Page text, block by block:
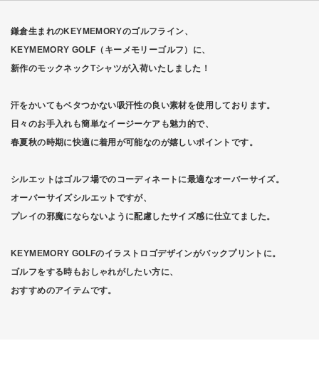
鎌倉生まれのKEYMEMORYのゴルフライン、
KEYMEMORY GOLF（キーメモリーゴルフ）に、
新作のモックネックTシャツが入荷いたしました！
汗をかいてもベタつかない吸汗性の良い素材を使用しております。
日々のお手入れも簡単なイージーケアも魅力的で、
春夏秋の時期に快適に着用が可能なのが嬉しいポイントです。
シルエットはゴルフ場でのコーディネートに最適なオーバーサイズ。
オーバーサイズシルエットですが、
プレイの邪魔にならないように配慮したサイズ感に仕立てました。
KEYMEMORY GOLFのイラストロゴデザインがバックプリントに。
ゴルフをする時もおしゃれがしたい方に、
おすすめのアイテムです。